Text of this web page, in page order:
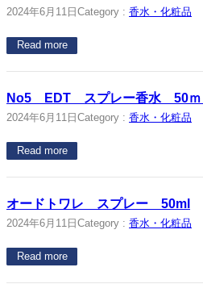
2024年6月11日 Category : 香水・化粧品
Read more
No5 EDT スプレー香水 50ｍ
2024年6月11日 Category : 香水・化粧品
Read more
オードトワレ スプレー 50ml
2024年6月11日 Category : 香水・化粧品
Read more